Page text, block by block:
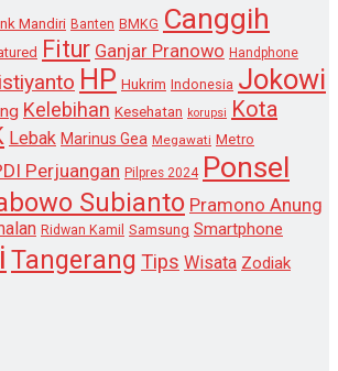
Mandiri Banten BMKG Canggih
Fitur Ganjar Pranowo Handphone
HP Hukrim Indonesia Jokowi
Kelebihan Kesehatan korupsi Kota
Lebak Marinus Gea Megawati Metro
Perjuangan Pilpres 2024 Ponsel
Subianto Pramono Anung
Ridwan Kamil Samsung Smartphone
Tangerang Tips Wisata Zodiak